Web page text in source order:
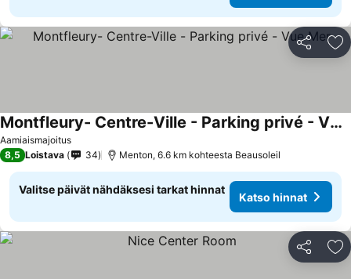
Jaa
Aamiaismajoitus
Montfleury- Centre-Ville - Parking privé - Vue Mer
8,5 Loistava 34 Menton, 6.6 km kohteesta Beausoleil
Valitse päivät nähdäksesi tarkat hinnat
Katso hinnat
Jaa